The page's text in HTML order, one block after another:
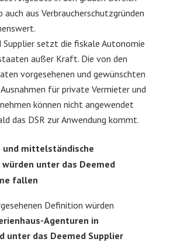
auch aus Verbraucherschutzgründen
Supplier setzt die fiskale Autonomie
außer Kraft. Die von den
vorgesehenen und gewünschten
für private Vermieter und
können nicht angewendet
das DSR zur Anwendung kommt.
und mittelständische
unter das Deemed
fallen
Definition würden
Agenturen in
unter das Deemed Supplier